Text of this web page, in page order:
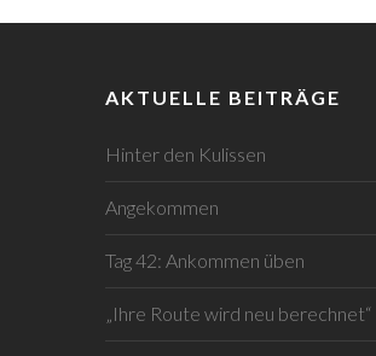
AKTUELLE BEITRÄGE
Hinter den Kulissen
Angekommen
Tag 42: Ankommen üben
„Ihre Route wird neu berechnet“